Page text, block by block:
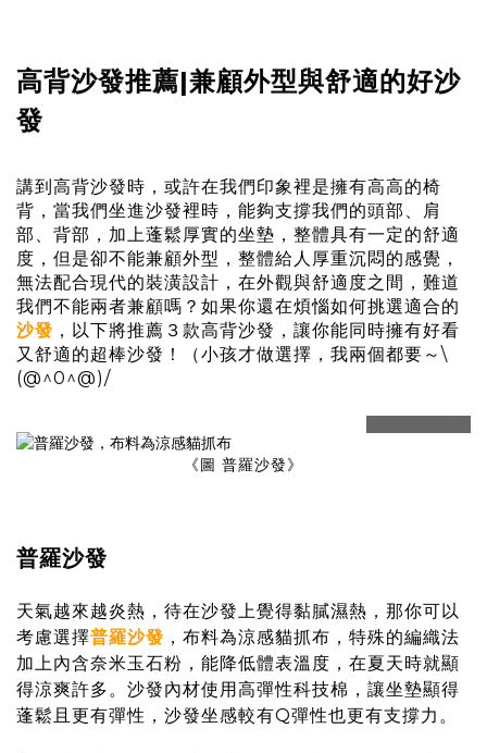
高背沙發推薦|兼顧外型與舒適的好沙
發
講到高背沙發時，或許在我們印象裡是擁有高高的椅
背，當我們坐進沙發裡時，能夠支撐我們的頭部、肩
部、背部，加上蓬鬆厚實的坐墊，整體具有一定的舒適
度，但是卻不能兼顧外型，整體給人厚重沉悶的感覺，
無法配合現代的裝潢設計，在外觀與舒適度之間，難道
我們不能兩者兼顧嗎？如果你還在煩惱如何挑選適合的
沙發 ，以下將推薦３款高背沙發，讓你能同時擁有好看
又舒適的超棒沙發！（小孩才做選擇，我兩個都要～\
(@^0^@)/
prev next
《圖 普羅沙發》
普羅沙發
天氣越來越炎熱，待在沙發上覺得黏膩濕熱，那你可以
考慮選擇普羅沙發 ，布料為涼感貓抓布，特殊的編織法
加上內含奈米玉石粉，能降低體表溫度，在夏天時就顯
得涼爽許多。沙發內材使用高彈性科技棉，讓坐墊顯得
蓬鬆且更有彈性，沙發坐感較有Q彈性也更有支撐力。